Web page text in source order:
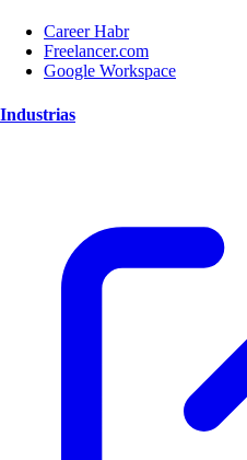
Career Habr
Freelancer.com
Google Workspace
Industrias